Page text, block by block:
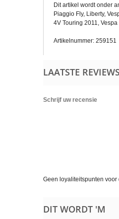
Dit artikel wordt onder
Piaggio Fly, Liberty,
4V Touring 2011,
Artikelnummer: 259151
LAATSTE REVIEWS
Schrijf uw recensie
Geen loyaliteitspunten voor
DIT WORDT 'M